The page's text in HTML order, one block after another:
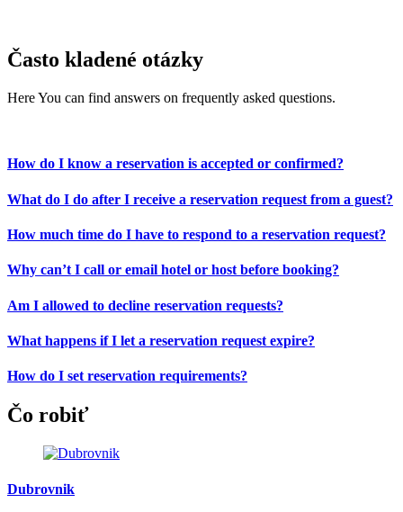
Často kladené otázky
Here You can find answers on frequently asked questions.
How do I know a reservation is accepted or confirmed?
What do I do after I receive a reservation request from a guest?
How much time do I have to respond to a reservation request?
Why can’t I call or email hotel or host before booking?
Am I allowed to decline reservation requests?
What happens if I let a reservation request expire?
How do I set reservation requirements?
Čo robiť
Dubrovnik